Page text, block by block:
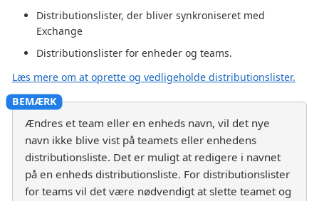
Distributionslister, der bliver synkroniseret med
Exchange
Distributionslister for enheder og teams.
Læs mere om at oprette og vedligeholde distributionslister.
Ændres et team eller en enheds navn, vil det nye
navn ikke blive vist på teamets eller enhedens
distributionsliste. Det er muligt at redigere i navnet
på en enheds distributionsliste. For distributionslister
for teams vil det være nødvendigt at slette teamet og